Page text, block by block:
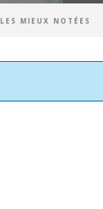
LES MIEUX NOTÉES